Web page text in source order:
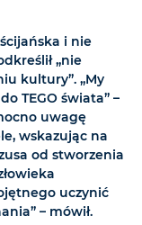
i nie
„nie
kultury”. „My
TEGO świata” –
uwagę
wskazując na
od stworzenia
uczynić
– mówił.